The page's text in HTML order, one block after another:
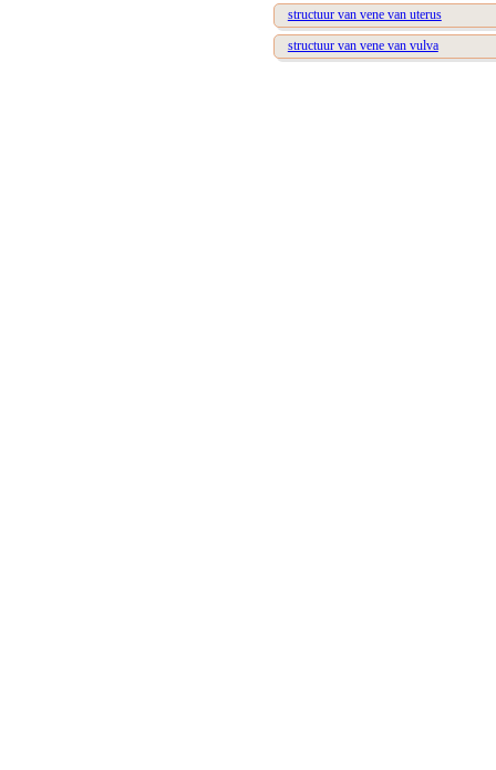
structuur van vene van uterus
structuur van vene van vulva